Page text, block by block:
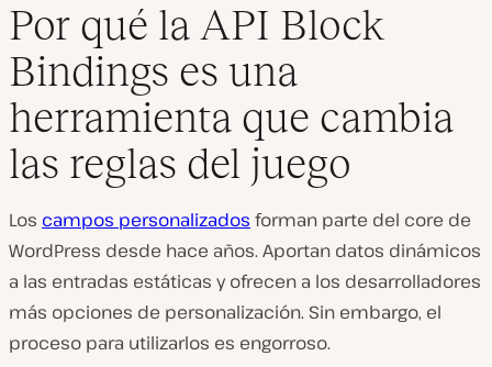
Por qué la API Block
Bindings es una
herramienta que cambia
las reglas del juego
Los campos personalizados forman parte del core de
WordPress desde hace años. Aportan datos dinámicos
a las entradas estáticas y ofrecen a los desarrolladores
más opciones de personalización. Sin embargo, el
proceso para utilizarlos es engorroso.